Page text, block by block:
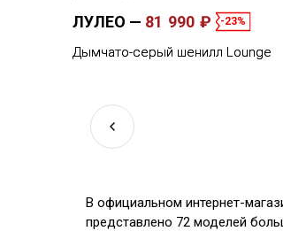
ЛУЛЕО 81 990 ₽ -23%
Дымчато-серый шенилл Lounge
В официальном интернет-
представлено 72 моделей